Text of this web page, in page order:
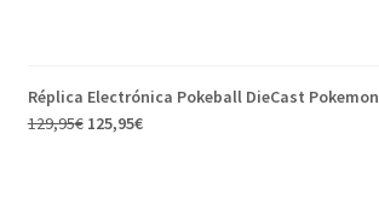
Réplica Electrónica Pokeball DieCast Pokemon
129,95€ 125,95€